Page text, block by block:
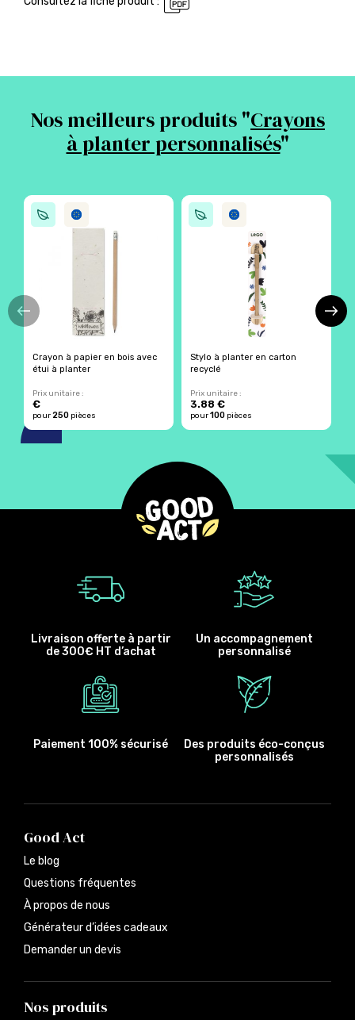
Nos meilleurs produits "Crayons
à planter personnalisés"
Crayon à papier en bois avec
étui à planter
Prix unitaire :
€
pour250 pièces
Stylo à planter en carton
recyclé
Prix unitaire :
3.88 €
pour100 pièces
Livraison offerte à partir
de 300€ HT d’achat
Un accompagnement
personnalisé
Paiement 100% sécurisé
Des produits éco-conçus
personnalisés
Good Act
Le blog
Questions fréquentes
À propos de nous
Générateur d’idées cadeaux
Demander un devis
Nos produits